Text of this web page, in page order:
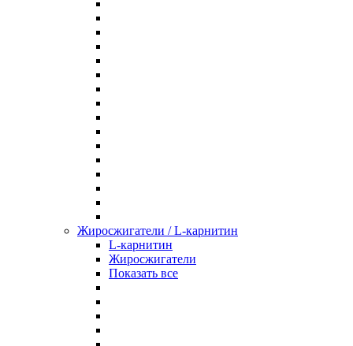
Жиросжигатели / L-карнитин
L-карнитин
Жиросжигатели
Показать все